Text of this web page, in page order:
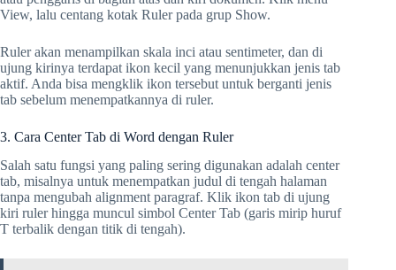
View, lalu centang kotak Ruler pada grup Show.
Ruler akan menampilkan skala inci atau sentimeter, dan di
ujung kirinya terdapat ikon kecil yang menunjukkan jenis tab
aktif. Anda bisa mengklik ikon tersebut untuk berganti jenis
tab sebelum menempatkannya di ruler.
3. Cara Center Tab di Word dengan Ruler
Salah satu fungsi yang paling sering digunakan adalah center
tab, misalnya untuk menempatkan judul di tengah halaman
tanpa mengubah alignment paragraf. Klik ikon tab di ujung
kiri ruler hingga muncul simbol Center Tab (garis mirip huruf
T terbalik dengan titik di tengah).